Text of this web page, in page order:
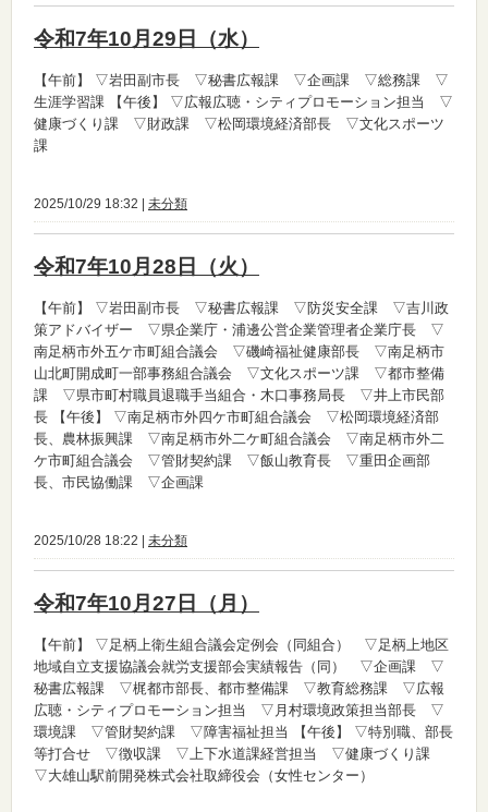
令和7年10月29日（水）
【午前】
▽岩田副市長 ▽秘書広報課 ▽企画課 ▽総務課 ▽
生涯学習課 【午後】
▽広報広聴・シティプロモーション担当 ▽
健康づくり課 ▽財政課 ▽松岡環境経済部長 ▽文化スポーツ
課
2025/10/29 18:32 | 未分類
令和7年10月28日（火）
【午前】
▽岩田副市長 ▽秘書広報課 ▽防災安全課 ▽吉川政
策アドバイザー ▽県企業庁・浦邊公営企業管理者企業庁長 ▽
南足柄市外五ケ市町組合議会 ▽磯崎福祉健康部長 ▽南足柄市
山北町開成町一部事務組合議会 ▽文化スポーツ課 ▽都市整備
課 ▽県市町村職員退職手当組合・木口事務局長 ▽井上市民部
長 【午後】
▽南足柄市外四ケ市町組合議会 ▽松岡環境経済部
長、農林振興課 ▽南足柄市外二ケ町組合議会 ▽南足柄市外二
ケ市町組合議会 ▽管財契約課 ▽飯山教育長 ▽重田企画部
長、市民協働課 ▽企画課
2025/10/28 18:22 | 未分類
令和7年10月27日（月）
【午前】
▽足柄上衛生組合議会定例会（同組合） ▽足柄上地区
地域自立支援協議会就労支援部会実績報告（同） ▽企画課 ▽
秘書広報課 ▽梶都市部長、都市整備課 ▽教育総務課 ▽広報
広聴・シティプロモーション担当 ▽月村環境政策担当部長 ▽
環境課 ▽管財契約課 ▽障害福祉担当
【午後】
▽特別職、部長
等打合せ ▽徴収課 ▽上下水道課経営担当 ▽健康づくり課
▽大雄山駅前開発株式会社取締役会（女性センター）